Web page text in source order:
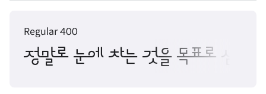
Regular 400
정말로 눈에 차는 것을 목표로 삼자